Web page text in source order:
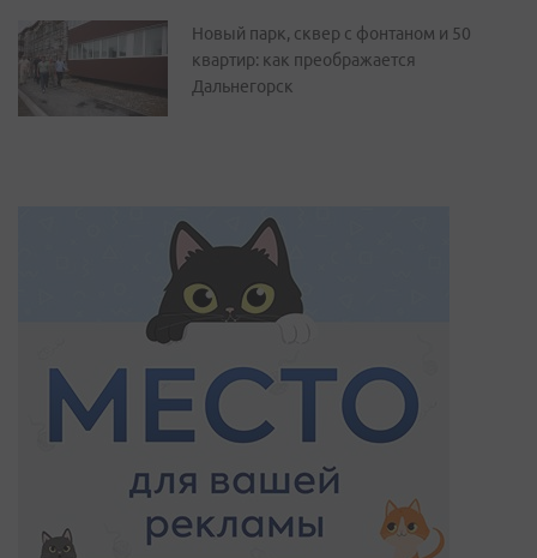
Новый парк, сквер с фонтаном и 50
квартир: как преображается
Дальнегорск